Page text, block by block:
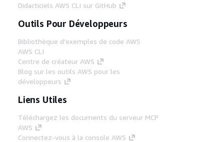
Didacticiels AWS CLI sur GitHub
Outils Pour Développeurs
Bibliothèque d'exemples de code AWS
AWS CLI
Centre de créateur AWS
Blog sur les outils AWS pour les
développeurs
Liens Utiles
Téléchargez les documents du serveur MCP
AWS
Connectez-vous à la console AWS